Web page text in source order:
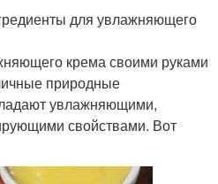
для увлажняющего
крема своими руками
природные
увлажняющими,
свойствами. Вот